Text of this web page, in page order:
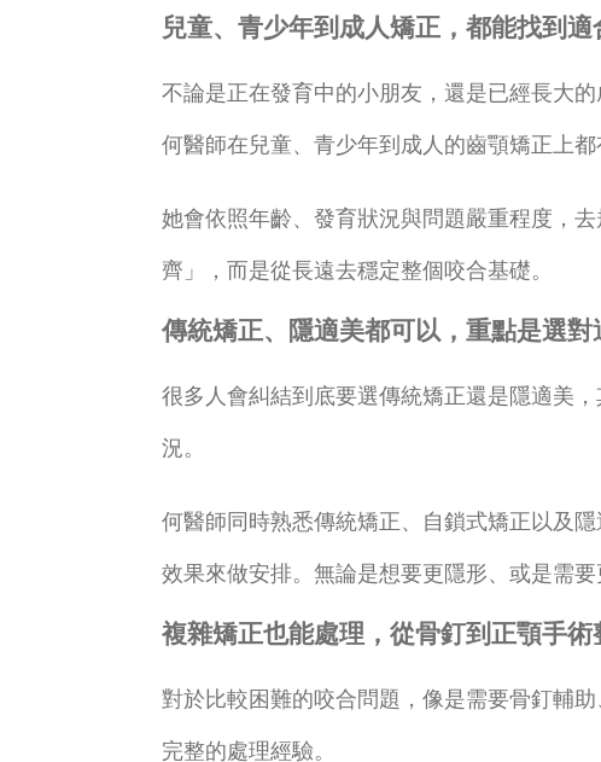
兒童、青少年到成人矯正，都能找到
不論是正在發育中的小朋友，還是已經長大
何醫師在兒童、青少年到成人的齒顎矯正上
她會依照年齡、發育狀況與問題嚴重程度，
齊」，而是從長遠去穩定整個咬合基礎。
傳統矯正、隱適美都可以，重點是選對
很多人會糾結到底要選傳統矯正還是隱適美
況。
何醫師同時熟悉傳統矯正、自鎖式矯正以及
效果來做安排。無論是想要更隱形、或是需
複雜矯正也能處理，從骨釘到正顎手術
對於比較困難的咬合問題，像是需要骨釘輔
完整的處理經驗。